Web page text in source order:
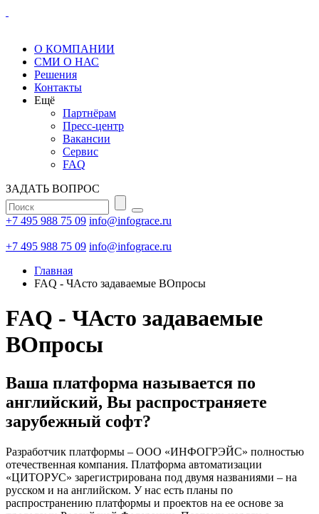
О КОМПАНИИ
СМИ О НАС
Решения
Контакты
Ещё
Партнёрам
Пресс-центр
Вакансии
Сервис
FAQ
ЗАДАТЬ ВОПРОС
+7 495 988 75 09 info@infograce.ru
+7 495 988 75 09 info@infograce.ru
Главная
FAQ - ЧАсто задаваемые ВОпросы
FAQ - ЧАсто задаваемые
ВОпросы
Ваша платформа называется по
английский, Вы распространяете
зарубежный софт?
Разработчик платформы – ООО «ИНФОГРЭЙС» полностью
отечественная компания. Платформа автоматизации
«ЦИТОРУС» зарегистрирована под двумя названиями – на
русском и на английском. У нас есть планы по
распространению платформы и проектов на ее основе за